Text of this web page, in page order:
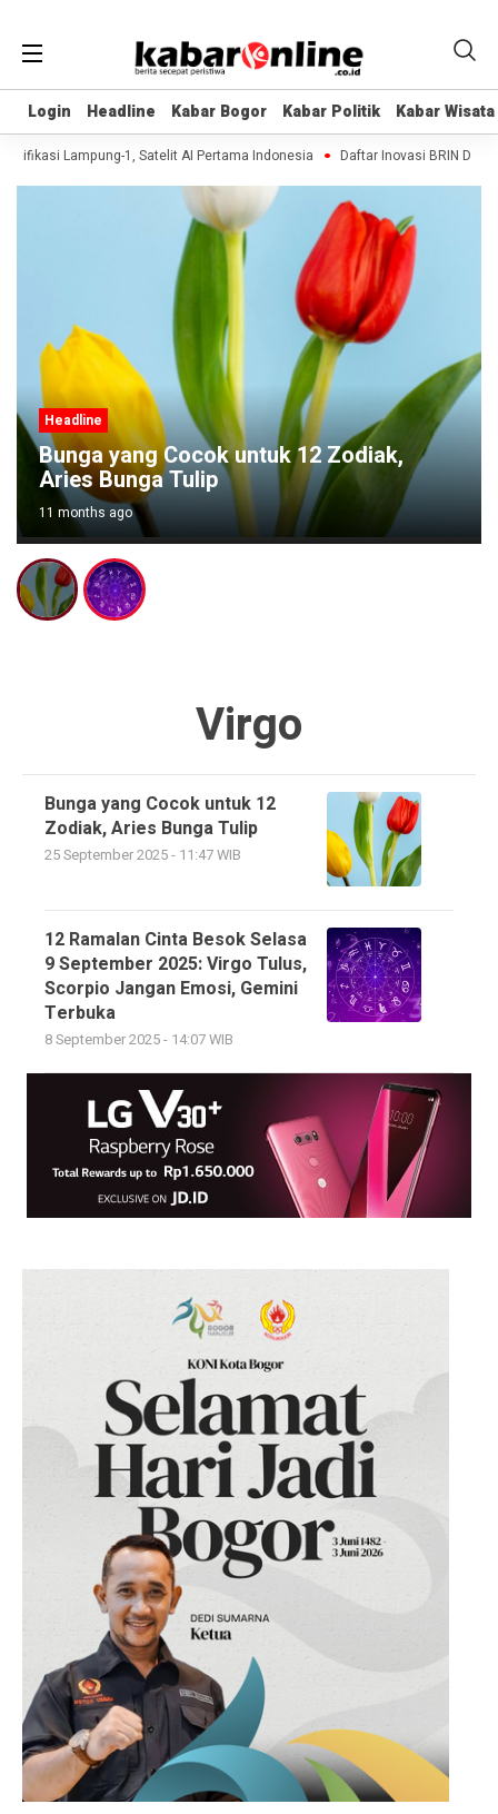
Login Headline Kabar Bogor Kabar Politik Kabar Wisata
Login Headline Kabar Bogor Kabar Politik Kabar Wisata
Lampung-1, Satelit AI Pertama Indonesia Daftar Inovasi BRIN
Headline
12 Ramalan Cinta Besok Selasa 9
September 2025: Virgo Tulus, Scorpio
Jangan Emosi, Gemini Terbuka
11 months ago
Virgo
Bunga yang Cocok untuk 12
Zodiak, Aries Bunga Tulip
25 September 2025 - 11:47 WIB
12 Ramalan Cinta Besok Selasa
9 September 2025: Virgo Tulus,
Scorpio Jangan Emosi, Gemini
Terbuka
8 September 2025 - 14:07 WIB